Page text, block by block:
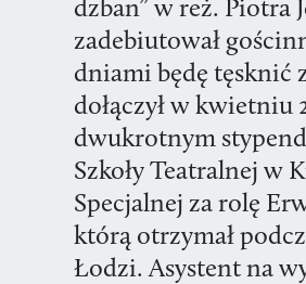
dzban” w reż. Piotra
zadebiutował
dniami będę tęsknić
dołączył w kwietniu
dwukrotnym
Szkoły Teatralnej w
Specjalnej za rolę
którą otrzymał
Łodzi. Asystent na